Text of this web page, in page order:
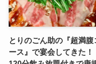
とりのごん助の『超満腹
ース』で宴会してきた！